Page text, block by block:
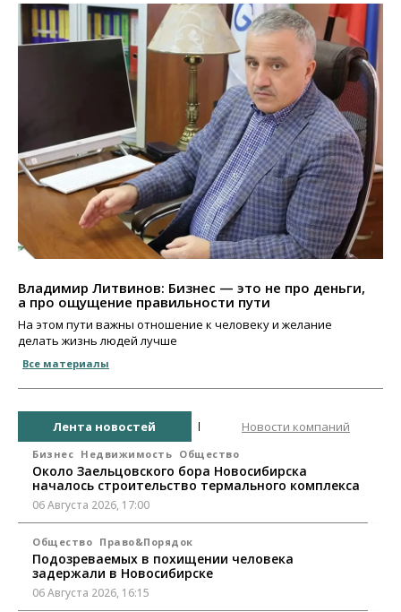
Владимир Литвинов: Бизнес — это не про деньги,
а про ощущение правильности пути
На этом пути важны отношение к человеку и желание
делать жизнь людей лучше
Все материалы
Лента новостей Новости компаний
Бизнес Недвижимость Общество
Около Заельцовского бора Новосибирска
началось строительство термального комплекса
06 Августа 2026, 17:00
Общество Право&Порядок
Подозреваемых в похищении человека
задержали в Новосибирске
06 Августа 2026, 16:15